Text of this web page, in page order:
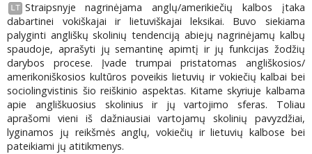
LT Straipsnyje nagrinėjama anglų/amerikiečių kalbos įtaka
dabartinei vokiškajai ir lietuviškajai leksikai. Buvo siekiama
palyginti angliškų skolinių tendenciją abiejų nagrinėjamų kalbų
spaudoje, aprašyti jų semantinę apimtį ir jų funkcijas žodžių
darybos procese. Įvade trumpai pristatomas angliškosios/
amerikoniškosios kultūros poveikis lietuvių ir vokiečių kalbai bei
sociolingvistinis šio reiškinio aspektas. Kitame skyriuje kalbama
apie angliškuosius skolinius ir jų vartojimo sferas. Toliau
aprašomi vieni iš dažniausiai vartojamų skolinių pavyzdžiai,
lyginamos jų reikšmės anglų, vokiečių ir lietuvių kalbose bei
pateikiami jų atitikmenys.